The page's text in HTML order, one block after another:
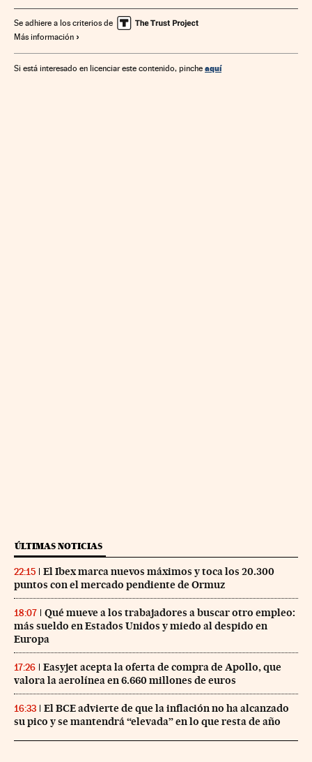
Se adhiere a los criterios de
Más información
Si está interesado en licenciar este contenido, pinche aquí
ÚLTIMAS NOTICIAS
22:15
El Ibex marca nuevos máximos y toca los 20.300
puntos con el mercado pendiente de Ormuz
18:07
Qué mueve a los trabajadores a buscar otro empleo:
más sueldo en Estados Unidos y miedo al despido en
Europa
17:26
Easyjet acepta la oferta de compra de Apollo, que
valora la aerolínea en 6.660 millones de euros
16:33
El BCE advierte de que la inflación no ha alcanzado
su pico y se mantendrá “elevada” en lo que resta de año